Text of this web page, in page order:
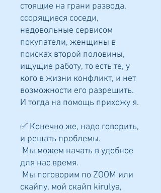
стоящие на грани развода,
ссорящиеся соседи,
недовольные сервисом
покупатели, женщины в
поисках второй половины,
ищущие работу, то есть те, у
кого в жизни конфликт, и нет
возможности его разрешить.
И тогда на помощь прихожу я.
✅ Конечно же, надо говорить,
и решать проблемы.
Мы можем начать в удобное
для нас время.
Мы поговорим по ZOOM или
скайпу, мой скайп kirulya,